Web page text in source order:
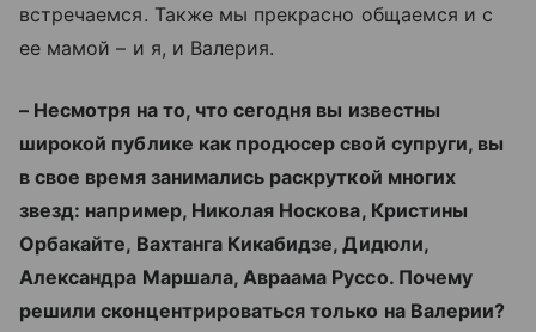
встречаемся. Также мы прекрасно общаемся и с
ее мамой – и я, и Валерия.
– Несмотря на то, что сегодня вы известны
широкой публике как продюсер свой супруги, вы
в свое время занимались раскруткой многих
звезд: например, Николая Носкова, Кристины
Орбакайте, Вахтанга Кикабидзе, Дидюли,
Александра Маршала, Авраама Руссо. Почему
решили сконцентрироваться только на Валерии?